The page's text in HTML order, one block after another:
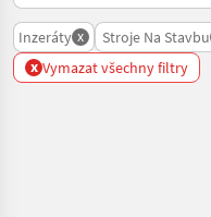
Inzeráty x Stroje Na Stavbu
x Vymazat všechny filtry